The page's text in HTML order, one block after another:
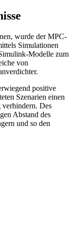
wurde der MPC-
Simulationen
Modelle zum
von
positive
Szenarien einen
verhindern. Des
Abstand des
und so den